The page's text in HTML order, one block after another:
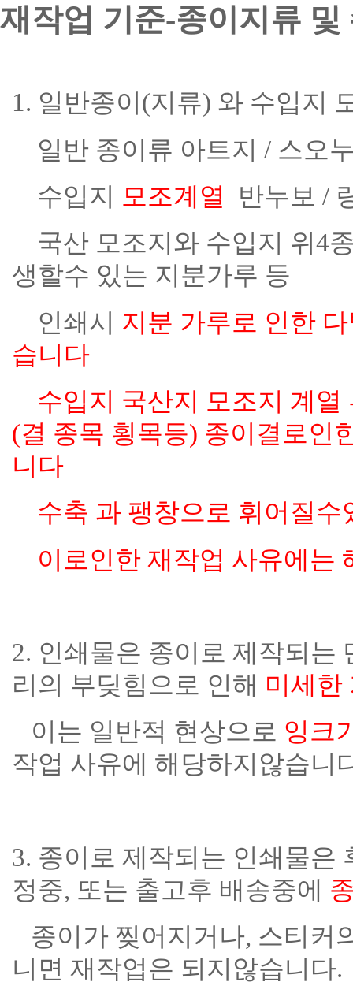
재작업 기준-종이지류 및
1. 일반종이(지류) 와 수입지
일반 종이류 아트지 / 스오
수입지
모조계열
반누보 /
국산 모조지와 수입지 위4
생할수 있는 지분가루 등
인쇄시 지분 가루로 인한
습니다
수입지 국산지 모조지 계열
(결 종목 횡목등) 종이결로인
니다
수축 과 팽창으로 휘어질수
이로인한 재작업 사유에는
2. 인쇄물은 종이로 제작되는
리의 부딪힘으로 인해 미세한
이는 일반적 현상으로 잉크
작업 사유에 해당하지않습니
3. 종이로 제작되는 인쇄물은
정중, 또는 출고후 배송중에
종이가 찢어지거나, 스티커
니면 재작업은 되지않습니다.